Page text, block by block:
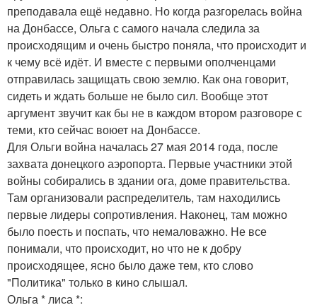
преподавала ещё недавно. Но когда разгорелась война
на Донбассе, Ольга с самого начала следила за
происходящим и очень быстро поняла, что происходит и
к чему всё идёт. И вместе с первыми ополченцами
отправилась защищать свою землю. Как она говорит,
сидеть и ждать больше не было сил. Вообще этот
аргумент звучит как бы не в каждом втором разговоре с
теми, кто сейчас воюет на Донбассе.
Для Ольги война началась 27 мая 2014 года, после
захвата донецкого аэропорта. Первые участники этой
войны собирались в здании ога, доме правительства.
Там организовали распределитель, там находились
первые лидеры сопротивления. Наконец, там можно
было поесть и поспать, что немаловажно. Не все
понимали, что происходит, но что не к добру
происходящее, ясно было даже тем, кто слово
"Политика" только в кино слышал.
Ольга * лиса *: